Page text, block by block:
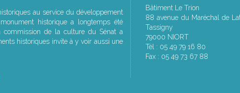
au service du développement
historique a longtemps été
de la culture du Sénat a
historiques invite à y voir aussi une
Bâtiment Le Trion
88 avenue du Maréchal de
Tassigny
79000 NIORT
Tél : 05 49 79 16 80
Fax : 05 49 73 67 88